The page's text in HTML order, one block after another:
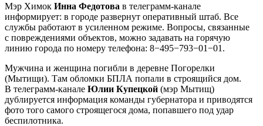
Мэр Химок Инна Федотова в телеграмм-канале
информирует: в городе развернут оперативный штаб. Все
службы работают в усиленном режиме. Вопросы, связанные
с повреждениями объектов, можно задавать на горячую
линию города по номеру телефона: 8−495−793−01−01.
Мужчина и женщина погибли в деревне Погорелки
(Мытищи). Там обломки БПЛА попали в строящийся дом.
В телеграмм-канале Юлии Купецкой (мэр Мытищ)
дублируется информация команды губернатора и приводятся
фото того самого строящегося дома, попавшего под удар
беспилотника.